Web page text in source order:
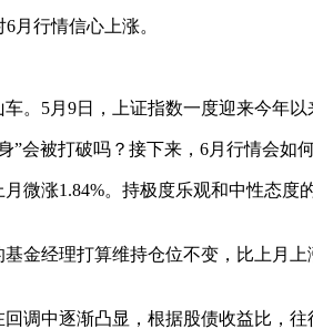
月行情信心上涨。
5月9日，上证指数一度迎来今年以
会被打破吗？接下来，6月行情会如
微涨1.84%。持极度乐观和中性态
金经理打算维持仓位不变，比上月
调中逐渐凸显，根据股债收益比，